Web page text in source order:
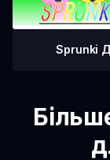
Sprunki